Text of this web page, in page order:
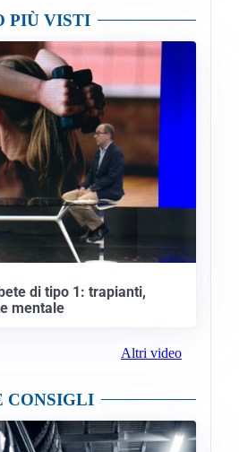
PIÙ VISTI
di tipo 1: trapianti,
mentale
Altri video
CONSIGLI